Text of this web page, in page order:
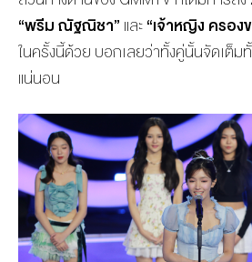
“พรีม ณัฐณิชา” และ“เจ้าหญิง ครอง
ในครั้งนี้ด้วย บอกเลยว่าทั้งคู่นั้นจัดเต็ม
แน่นอน